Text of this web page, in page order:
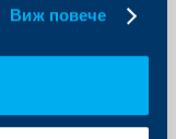
Виж повече